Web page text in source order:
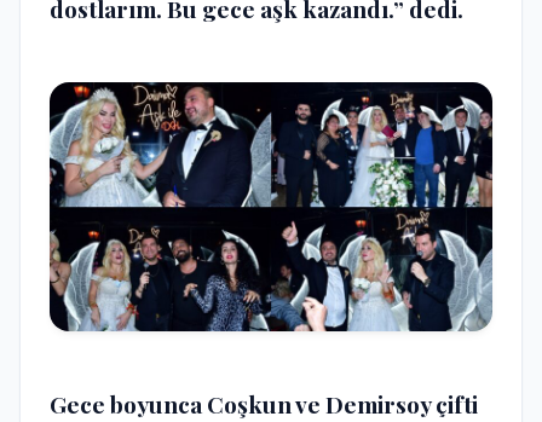
dostlarım. Bu gece aşk kazandı.” dedi.
Gece boyunca Coşkun ve Demirsoy çifti